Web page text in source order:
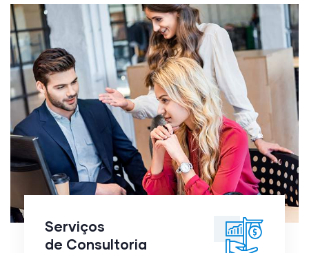
Serviços
de Consultoria
Serviçosde
Consultoria